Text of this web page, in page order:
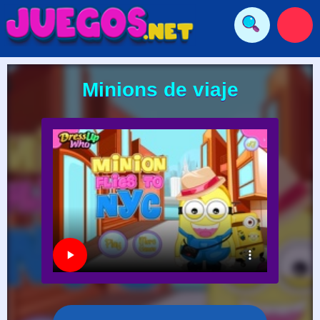
Minions de viaje